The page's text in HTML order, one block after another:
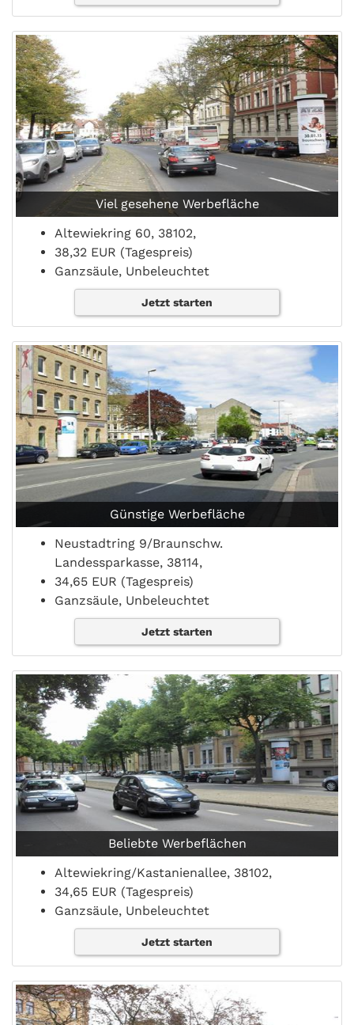
Viel gesehene Werbefläche
Altewiekring 60, 38102,
38,32 EUR (Tagespreis)
Ganzsäule, Unbeleuchtet
Jetzt starten
Günstige Werbefläche
Neustadtring 9/Braunschw.
Landessparkasse, 38114,
34,65 EUR (Tagespreis)
Ganzsäule, Unbeleuchtet
Jetzt starten
Beliebte Werbeflächen
Altewiekring/Kastanienallee, 38102,
34,65 EUR (Tagespreis)
Ganzsäule, Unbeleuchtet
Jetzt starten